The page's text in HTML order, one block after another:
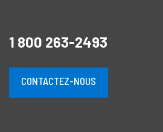
1 800 263-2493
CONTACTEZ-NOUS